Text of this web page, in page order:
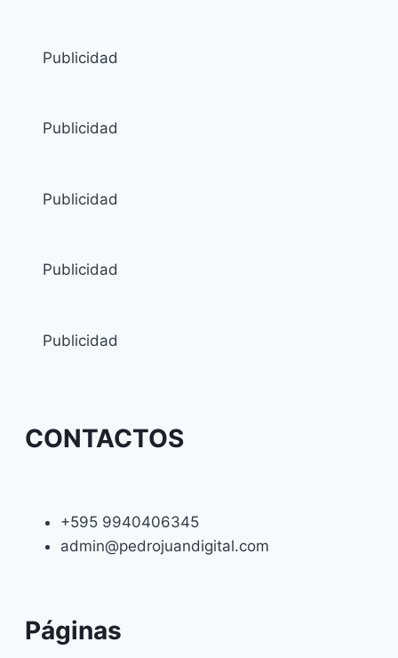
Publicidad
Publicidad
Publicidad
Publicidad
Publicidad
CONTACTOS
+595 9940406345
admin@pedrojuandigital.com
Páginas